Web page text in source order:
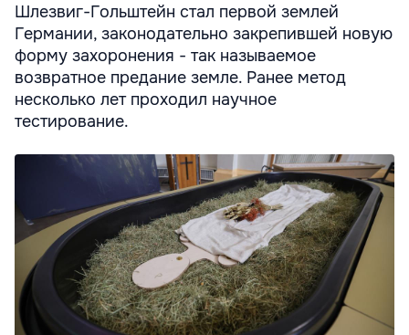
Шлезвиг-Гольштейн стал первой землей
Германии, законодательно закрепившей новую
форму захоронения - так называемое
возвратное предание земле. Ранее метод
несколько лет проходил научное
тестирование.